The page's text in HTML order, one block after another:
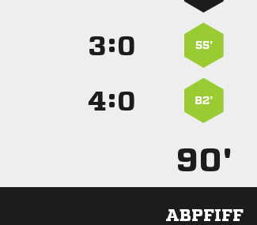
: 55’
: 82’
90'
ABPFIFF